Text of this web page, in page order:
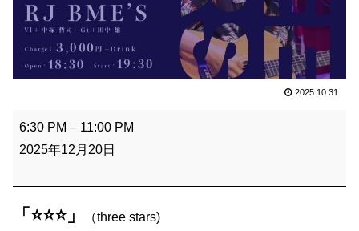
2025.10.31
⭐️
⭐️
6:30 PM – 11:00 PM
2025年12月20日
「⭐️⭐️⭐️」 （three stars)